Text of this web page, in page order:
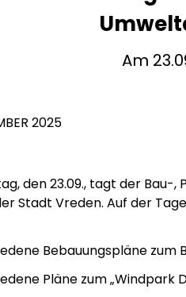
Am
2025
den 23.09., tagt der Bau-,
Stadt Vreden. Auf der
Bebauungspläne
Pläne zum „Windpark